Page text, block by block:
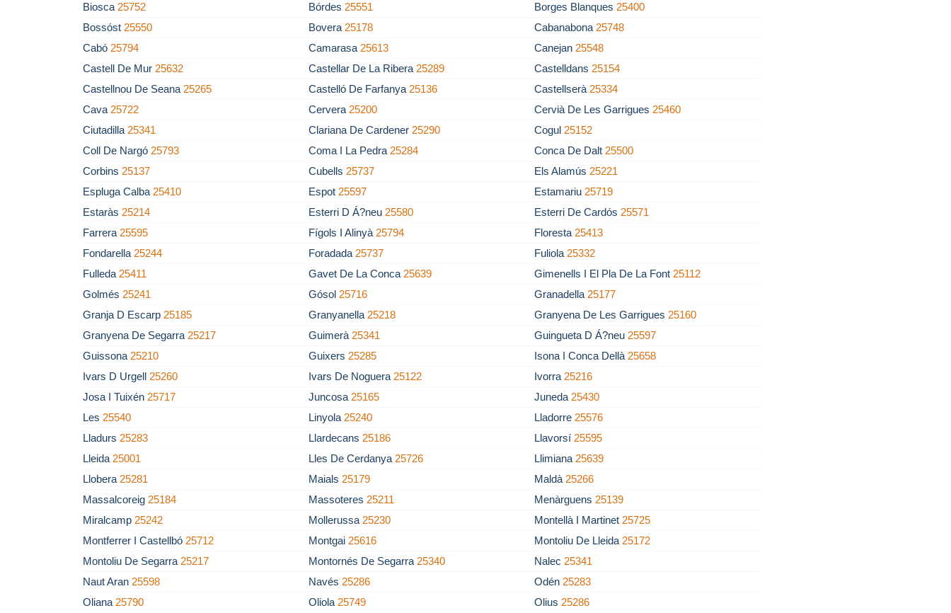
Biosca 25752 Bórdes 25551 Borges Blanques 25400
Bossóst 25550 Bovera 25178 Cabanabona 25748
Cabó 25794 Camarasa 25613 Canejan 25548
Castell De Mur 25632 Castellar De La Ribera 25289 Castelldans 25154
Castellnou De Seana 25265 Castelló De Farfanya 25136 Castellserà 25334
Cava 25722 Cervera 25200 Cervià De Les Garrigues 25460
Ciutadilla 25341 Clariana De Cardener 25290 Cogul 25152
Coll De Nargó 25793 Coma I La Pedra 25284 Conca De Dalt 25500
Corbins 25137 Cubells 25737 Els Alamús 25221
Espluga Calba 25410 Espot 25597 Estamariu 25719
Estaràs 25214 Esterri D Á?neu 25580 Esterri De Cardós 25571
Farrera 25595 Fígols I Alinyà 25794 Floresta 25413
Fondarella 25244 Foradada 25737 Fuliola 25332
Fulleda 25411 Gavet De La Conca 25639 Gimenells I El Pla De La Font 25112
Golmés 25241 Gósol 25716 Granadella 25177
Granja D Escarp 25185 Granyanella 25218 Granyena De Les Garrigues 25160
Granyena De Segarra 25217 Guimerà 25341 Guingueta D Á?neu 25597
Guissona 25210 Guixers 25285 Isona I Conca Dellà 25658
Ivars D Urgell 25260 Ivars De Noguera 25122 Ivorra 25216
Josa I Tuixén 25717 Juncosa 25165 Juneda 25430
Les 25540 Linyola 25240 Lladorre 25576
Lladurs 25283 Llardecans 25186 Llavorsí 25595
Lleida 25001 Lles De Cerdanya 25726 Llimiana 25639
Llobera 25281 Maials 25179 Maldà 25266
Massalcoreig 25184 Massoteres 25211 Menàrguens 25139
Miralcamp 25242 Mollerussa 25230 Montellà I Martinet 25725
Montferrer I Castellbó 25712 Montgai 25616 Montoliu De Lleida 25172
Montoliu De Segarra 25217 Montornés De Segarra 25340 Nalec 25341
Naut Aran 25598 Navés 25286 Odén 25283
Oliana 25790 Oliola 25749 Olius 25286